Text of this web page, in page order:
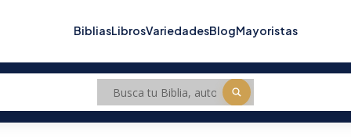
BibliasLibrosVariedadesBlogMayoristas